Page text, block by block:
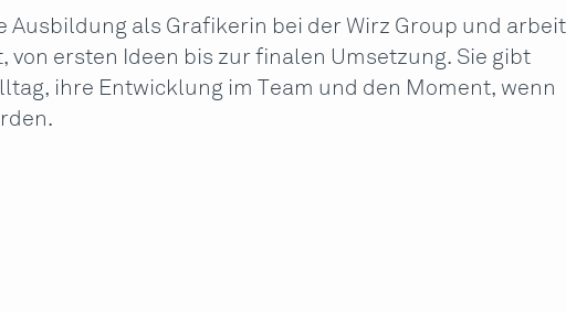
Ausbildung als Grafikerin bei der Wirz Group und
ersten Ideen bis zur finalen Umsetzung. Sie gibt
ihre Entwicklung im Team und den Moment, wenn